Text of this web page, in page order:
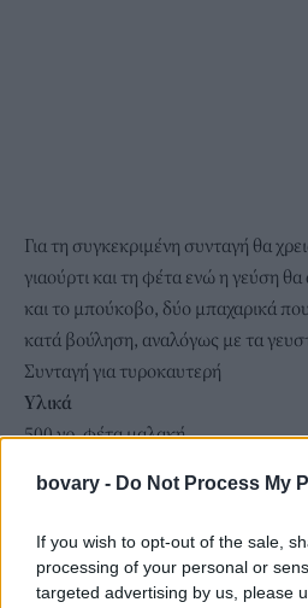
bovary - Do Not Process My
If you wish to opt-out of the sale,
processing of your personal or
targeted advertising by us, please
Για τη συγκεκριμένη συνταγή θα
γιαούρτι και τη φέτα ενώ η γεύση
και το μπούκοβο, δύο μπαχαρικά
κατά βούληση, αναλόγως με τα
Συνταγή για τυροκαυτερή
Υλικά
500 γρ. φέτα μαλακή
λίγο λάδι και λίγο ξύδι
1 κ.γ πάπρικα
1 κ.γ μπούκοβο